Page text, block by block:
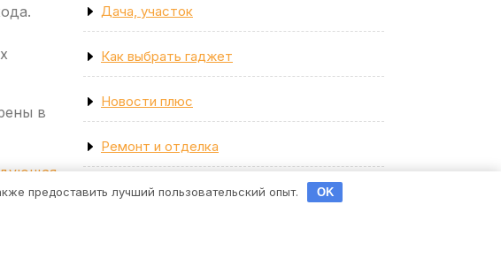
в
Дача, участок
Как выбрать гаджет
Новости плюс
Ремонт и отделка
Строим дом сами
предоставить лучший пользовательский опыт. OK